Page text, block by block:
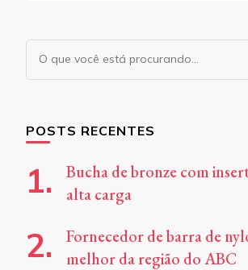
Procurando
algo?
POSTS RECENTES
Bucha de bronze com
alta carga
Fornecedor de barra de
melhor da região do ABC